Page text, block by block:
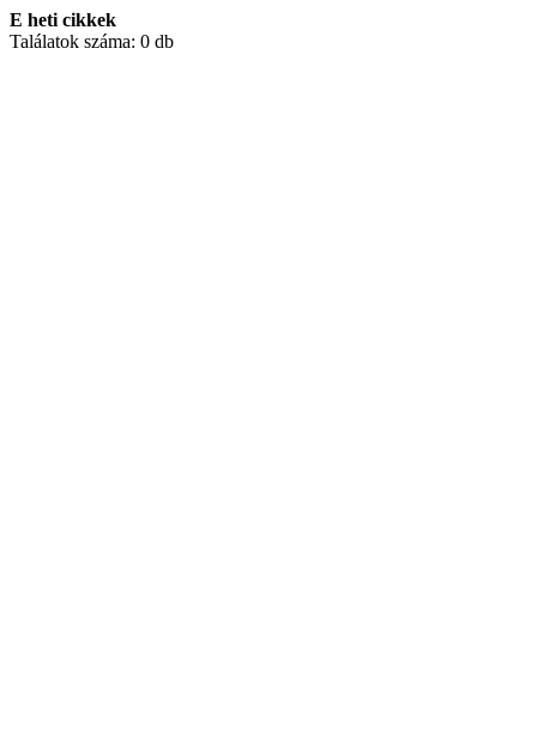
E heti cikkek
Találatok száma: 0 db